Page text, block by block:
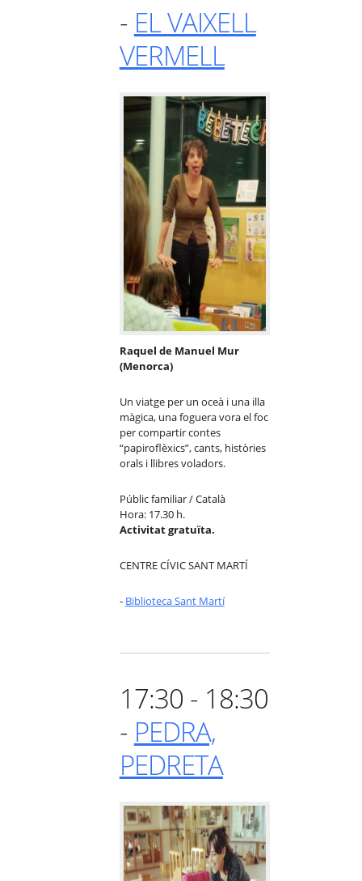
- EL VAIXELL
VERMELL
Raquel de Manuel Mur
(Menorca)
Un viatge per un oceà i una illa
màgica, una foguera vora el foc
per compartir contes
“papiroflèxics”, cants, històries
orals i llibres voladors.
Públic familiar / Català
Hora: 17.30 h.
Activitat gratuïta.
CENTRE CÍVIC SANT MARTÍ
- Biblioteca Sant Martí
17:30 - 18:30
- PEDRA,
PEDRETA